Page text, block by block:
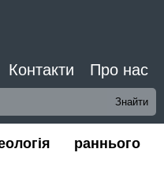
Контакти Про нас
раннього